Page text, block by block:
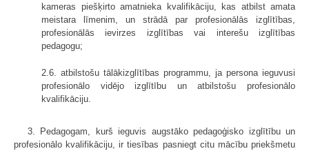
kameras piešķirto amatnieka kvalifikāciju, kas atbilst amata
meistara līmenim, un strādā par profesionālās izglītības,
profesionālās ievirzes izglītības vai interešu izglītības
pedagogu;
2.6. atbilstošu tālākizglītības programmu, ja persona ieguvusi
profesionālo vidējo izglītību un atbilstošu profesionālo
kvalifikāciju.
3. Pedagogam, kurš ieguvis augstāko pedagoģisko izglītību un
profesionālo kvalifikāciju, ir tiesības pasniegt citu mācību priekšmetu